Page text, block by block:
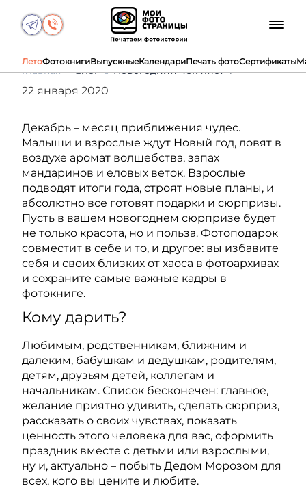
ЛетоФотокнигиВыпускныеКалендариПечать фотоСертификаты
Главная Блог Новогодний чек-лист ❄
22 января 2020
Декабрь – месяц приближения чудес.
Малыши и взрослые ждут Новый год, ловят в
воздухе аромат волшебства, запах
мандаринов и еловых веток. Взрослые
подводят итоги года, строят новые планы, и
абсолютно все готовят подарки и сюрпризы.
Пусть в вашем новогоднем сюрпризе будет
не только красота, но и польза. Фотоподарок
совместит в себе и то, и другое: вы избавите
себя и своих близких от хаоса в фотоархивах
и сохраните самые важные кадры в
фотокниге.
Кому дарить?
Любимым, родственникам, ближним и
далеким, бабушкам и дедушкам, родителям,
детям, друзьям детей, коллегам и
начальникам. Список бесконечен: главное,
желание приятно удивить, сделать сюрприз,
рассказать о своих чувствах, показать
ценность этого человека для вас, оформить
праздник вместе с детьми или взрослыми,
ну и, актуально – побыть Дедом Морозом для
всех, кого вы цените и любите.